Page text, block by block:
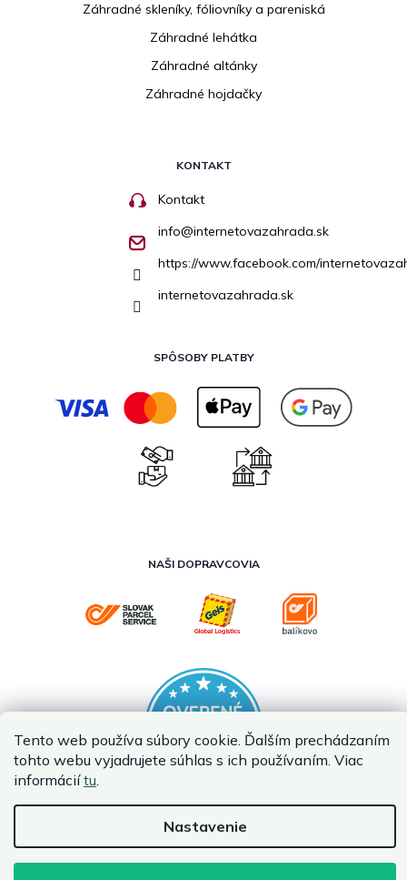
Tento web používa súbory cookie. Ďalším prechádzaním
tohto webu vyjadrujete súhlas s ich používaním. Viac
informáciítu.
Nastavenie
Záhradné skleníky, fóliovníky a pareniská
Záhradné lehátka
Záhradné altánky
Záhradné hojdačky
KONTAKT
Kontakt
info@internetovazahrada.sk
https://www.facebook.com/
internetovazahrada.sk
SPÔSOBY PLATBY
NAŠI DOPRAVCOVIA
Vytvoril Shoptet